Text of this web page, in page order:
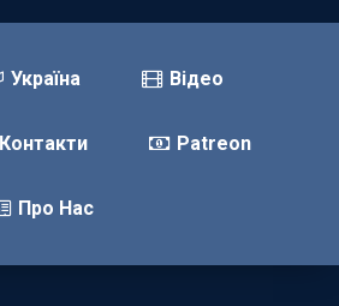
Україна Відео
Контакти Patreon
Про Нас